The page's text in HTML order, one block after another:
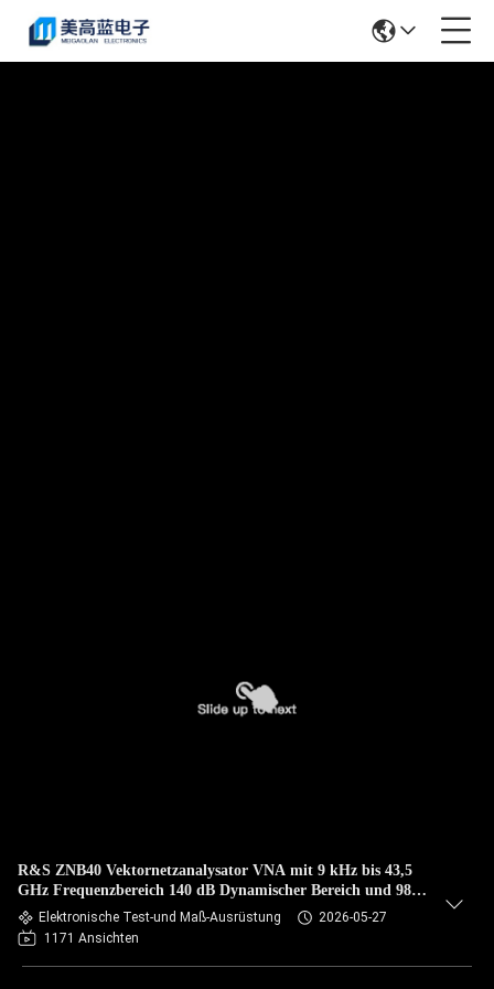
R&S ZNB40 Vektornetzanalysator VNA mit 9 kHz bis 43,5
GHz Frequenzbereich 140 dB Dynamischer Bereich und 98
dB Power Sweep
Elektronische Test-und Maß-Ausrüstung
2026-05-27
1171 Ansichten